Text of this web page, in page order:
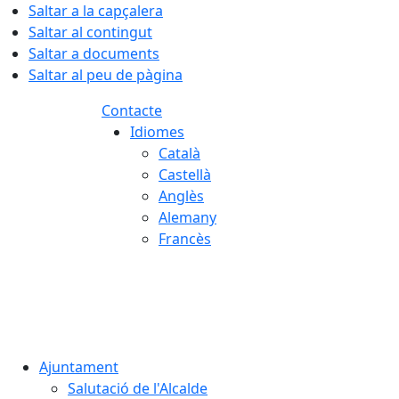
Saltar a la capçalera
Saltar al contingut
Saltar a documents
Saltar al peu de pàgina
Contacte
Idiomes
Català
Castellà
Anglès
Alemany
Francès
Ajuntament
Salutació de l'Alcalde